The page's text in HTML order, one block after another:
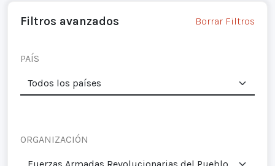
Filtros avanzados Borrar Filtros
PAÍS
ORGANIZACIÓN